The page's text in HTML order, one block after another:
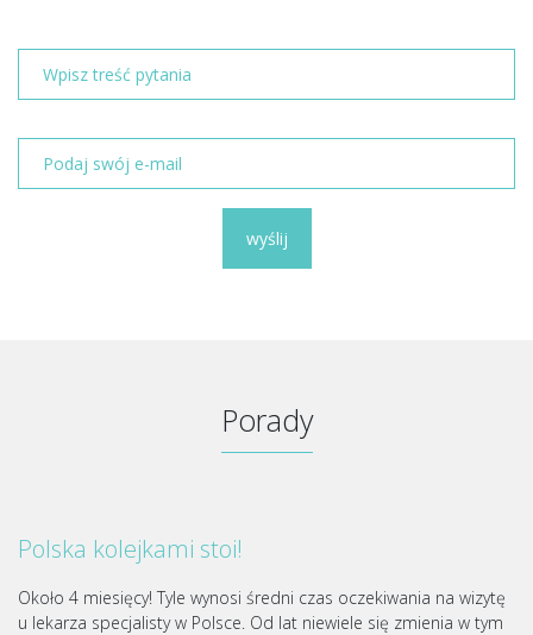
wyślij
Porady
Polska kolejkami stoi!
Około 4 miesięcy! Tyle wynosi średni czas oczekiwania na wizytę
u lekarza specjalisty w Polsce. Od lat niewiele się zmienia w tym